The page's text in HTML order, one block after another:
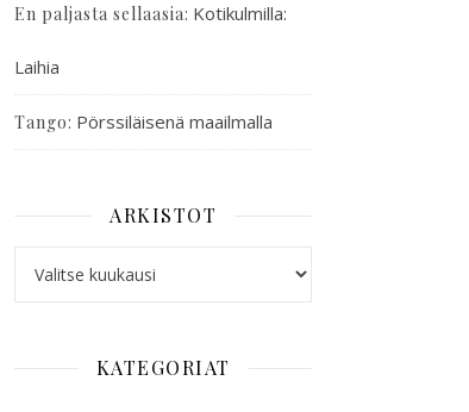
En paljasta sellaasia: Kotikulmilla:
Laihia
Tango: Pörssiläisenä maailmalla
ARKISTOT
KATEGORIAT